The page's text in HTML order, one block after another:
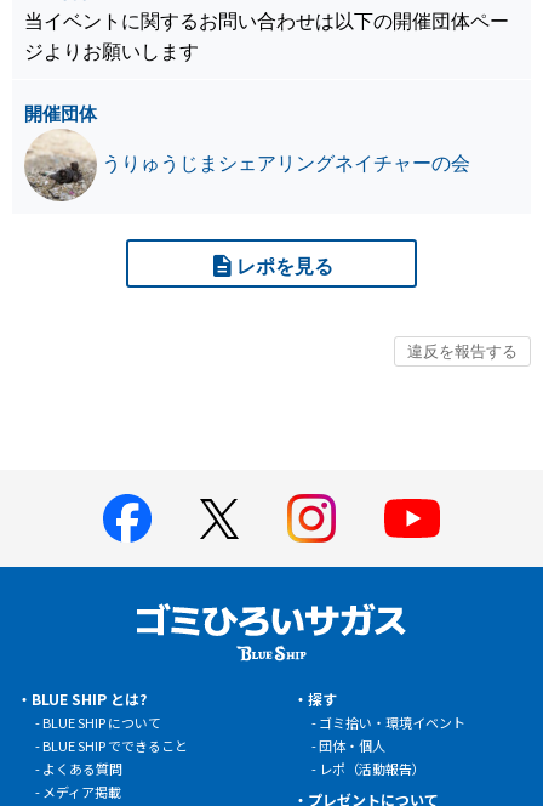
当イベントに関するお問い合わせは以下の開催団体ペー
ジよりお願いします
開催団体
うりゅうじまシェアリングネイチャーの会
レポを見る
BLUE SHIP とは?
BLUE SHIP について
BLUE SHIP でできること
よくある質問
メディア掲載
探す
ゴミ拾い・環境イベント
団体・個人
レポ（活動報告）
プレゼントについて